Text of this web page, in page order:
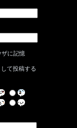
に記憶
て投稿する